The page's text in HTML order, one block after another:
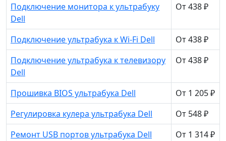
Подключение монитора к ультрабуку
Dell
От 438 ₽
Подключение ультрабука к Wi-Fi Dell
От 438 ₽
Подключение ультрабука к телевизору
Dell
От 438 ₽
Прошивка BIOS ультрабука Dell
От 1 205 ₽
Регулировка кулера ультрабука Dell
От 548 ₽
Ремонт USB портов ультрабука Dell
От 1 314 ₽